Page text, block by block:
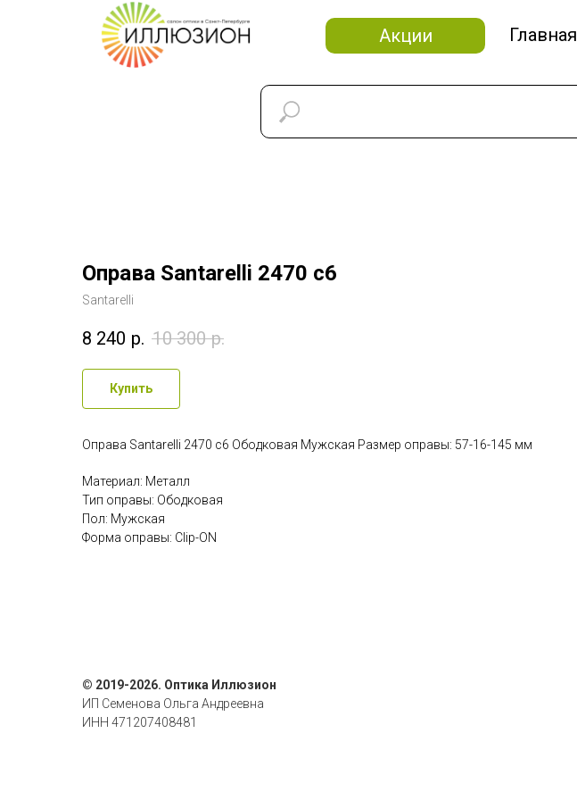
Главная
Акции
Оправа Santarelli 2470 c6
Santarelli
8 240 р. 10 300 р.
Купить
Оправа Santarelli 2470 c6 Ободковая Мужская Размер оправы: 57-16-145 мм
Материал: Металл
Тип оправы: Ободковая
Пол: Мужская
Форма оправы: Clip-ON
© 2019-2026. Оптика Иллюзион
ИП Семенова Ольга Андреевна
ИНН 471207408481